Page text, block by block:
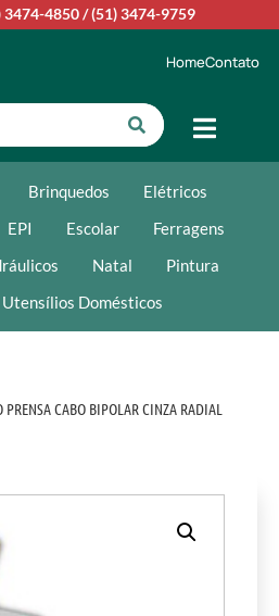
3474-4850/(51) 3474-9759
HomeContato
Brinquedos
Elétricos
EPI Escolar
Ferragens
Natal
Pintura
Utensílios Domésticos
CABO BIPOLAR CINZA RADIAL